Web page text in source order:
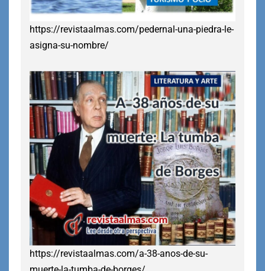
https://revistaalmas.com/pedernal-una-piedra-le-
asigna-su-nombre/
https://revistaalmas.com/a-38-anos-de-su-